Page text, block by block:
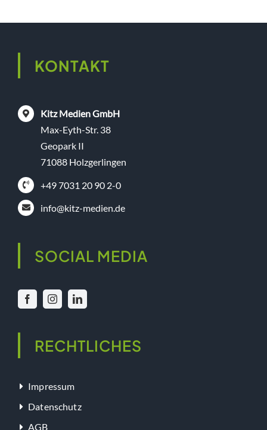
KONTAKT
Kitz Medien GmbH
Max-Eyth-Str. 38
Geopark II
71088 Holzgerlingen
+49 7031 20 90 2-0
info@kitz-medien.de
SOCIAL MEDIA
RECHTLICHES
Impressum
Datenschutz
AGB